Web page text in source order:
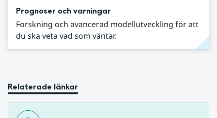
Prognoser och varningar
Forskning och avancerad modellutveckling för att
du ska veta vad som väntar.
Relaterade länkar